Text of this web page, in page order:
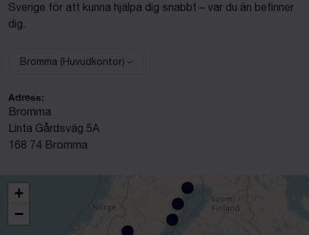
Sverige för att kunna hjälpa dig snabbt – var du än befinner
dig.
Välj anläggning:
Bromma (Huvudkontor)
Adress:
Bromma
Linta Gårdsväg 5A
168 74 Bromma
+
−